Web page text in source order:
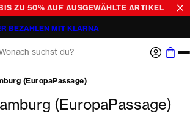
ZU 50% AUF AUSGEWÄHLTE ARTIKEL
BEZAHLEN MIT KLARNA
(EuropaPassage)
(EuropaPassage)